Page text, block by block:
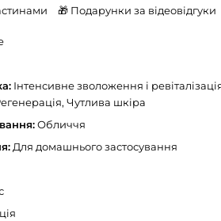
🎁 Подарунки за відеовідгуки
Інтенсивне зволоження і
Чутлива шкіра
Обличчя
Для домашнього застосування